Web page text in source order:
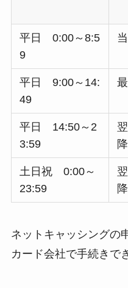
平日 0:00～8:5
9
平日 9:00～14:
49
平日 14:50～2
3:59
降
土日祝 0:00～
23:59
降
ネットキャッシングの
カード会社で手続きで